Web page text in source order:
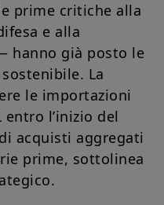
prime critiche alla
e alla
hanno già posto le
La
le importazioni
l’inizio del
acquisti aggregati
prime, sottolinea